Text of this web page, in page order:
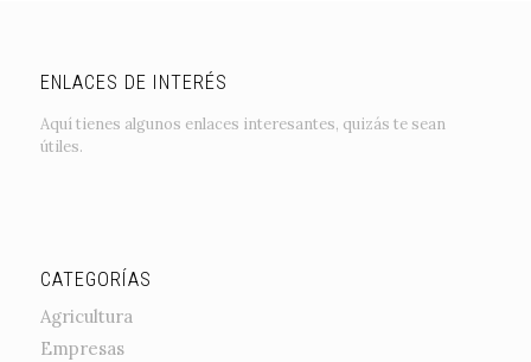
ENLACES DE INTERÉS
Aquí tienes algunos enlaces interesantes, quizás te sean
útiles.
CATEGORÍAS
Agricultura
Empresas